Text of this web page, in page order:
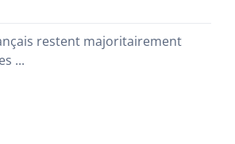
restent majoritairement
...